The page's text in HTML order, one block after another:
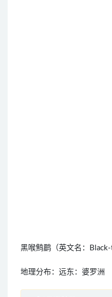
黑喉鹪鹛（英文名：
地理分布：远东：婆罗洲